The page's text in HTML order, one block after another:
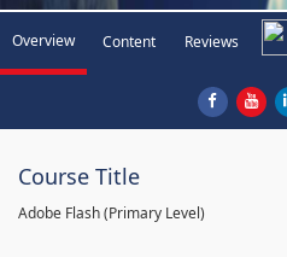
Overview Content Reviews
Course Title
Adobe Flash (Primary Level)